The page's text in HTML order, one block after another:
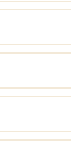
益 风雷益
夬 泽天夬
姤 天风姤
萃 泽地萃